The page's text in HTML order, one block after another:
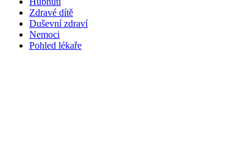
Zdravé dítě
Duševní zdraví
Nemoci
Pohled lékaře